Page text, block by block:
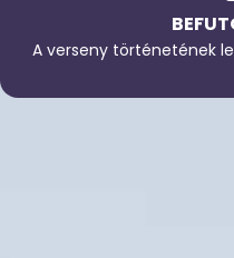
A verseny történetének